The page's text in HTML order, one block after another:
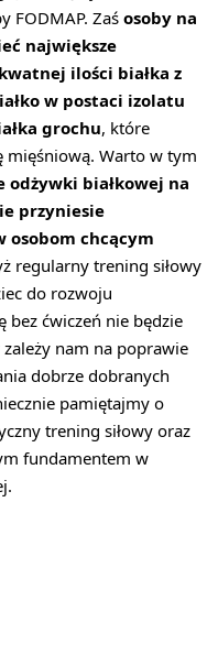
FODMAP. Zaś osoby na
największe
ilości białka z
w postaci izolatu
grochu , które
mięśniową. Warto w tym
odżywki białkowej na
przyniesie
osobom chcącym
regularny trening siłowy
do rozwoju
bez ćwiczeń nie będzie
nam na poprawie
dobrze dobranych
pamiętajmy o
trening siłowy oraz
fundamentem w